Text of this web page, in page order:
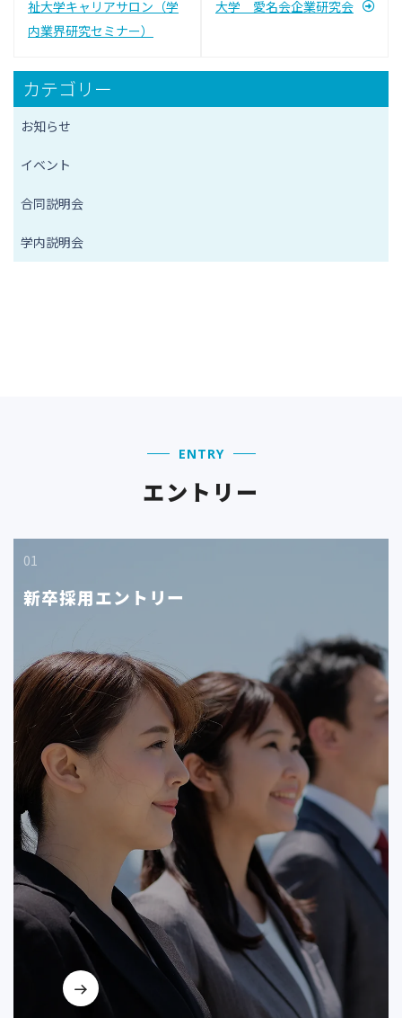
ビ
ゲ
祉大学キャリアサロン（学
内業界研究セミナー）
大学 愛名会企業研究会
カテゴリー
お知らせ
イベント
合同説明会
学内説明会
ENTRY
エントリー
01
新卒採用エントリー